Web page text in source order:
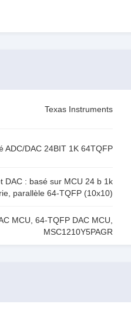
Texas Instruments
ADC/DAC 24BIT 1K 64TQFP
DAC : basé sur MCU 24 b 1k
parallèle 64-TQFP (10x10)
MCU 64-TQFP DAC MCU
MSC1210Y5PAGR